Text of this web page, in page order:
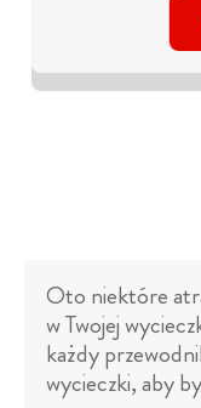
Oto niektóre
w Twojej
każdy
wycieczki, aby